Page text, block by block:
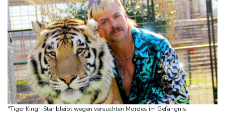
"Tiger King"-Star bleibt wegen versuchten Mordes im Gefängnis